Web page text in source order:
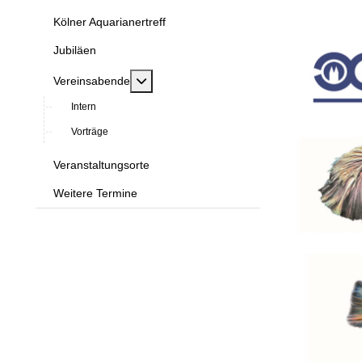
Kölner Aquarianertreff
Jubiläen
Vereinsabende
Intern
Vorträge
Veranstaltungsorte
Weitere Termine